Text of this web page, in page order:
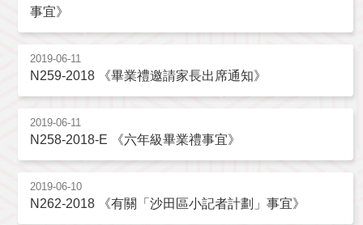
事宜》
2019-06-11
N259-2018 《畢業禮邀請家長出席通知》
2019-06-11
N258-2018-E 《六年級畢業禮事宜》
2019-06-10
N262-2018 《有關「沙田區小記者計劃」事宜》